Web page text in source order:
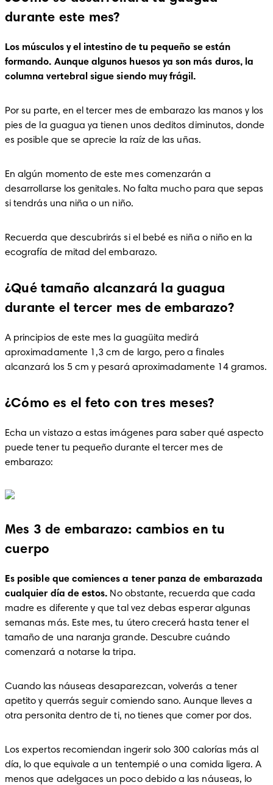
durante este mes?
Los músculos y el intestino de tu pequeño se están
formando. Aunque algunos huesos ya son más duros, la
columna vertebral sigue siendo muy frágil.
Por su parte, en el tercer mes de embarazo las manos y los
pies de la guagua ya tienen unos deditos diminutos, donde
es posible que se aprecie la raíz de las uñas.
En algún momento de este mes comenzarán a
desarrollarse los genitales. No falta mucho para que sepas
si tendrás una niña o un niño.
Recuerda que descubrirás si el bebé es niña o niño en la
ecografía de mitad del embarazo.
¿Qué tamaño alcanzará la guagua
durante el tercer mes de embarazo?
A principios de este mes la guagüita medirá
aproximadamente 1,3 cm de largo, pero a finales
alcanzará los 5 cm y pesará aproximadamente 14 gramos.
¿Cómo es el feto con tres meses?
Echa un vistazo a estas imágenes para saber qué aspecto
puede tener tu pequeño durante el tercer mes de
embarazo:
Mes 3 de embarazo: cambios en tu
cuerpo
Es posible que comiences a tener panza de embarazada
cualquier día de estos. No obstante, recuerda que cada
madre es diferente y que tal vez debas esperar algunas
semanas más. Este mes, tu útero crecerá hasta tener el
tamaño de una naranja grande. Descubre cuándo
comenzará a notarse la tripa.
Cuando las náuseas desaparezcan, volverás a tener
apetito y querrás seguir comiendo sano. Aunque lleves a
otra personita dentro de ti, no tienes que comer por dos.
Los expertos recomiendan ingerir solo 300 calorías más al
día, lo que equivale a un tentempié o una comida ligera. A
menos que adelgaces un poco debido a las náuseas, lo